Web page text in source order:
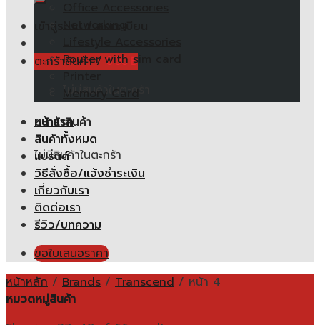
ตะกร้าสินค้า /0.00฿
ไม่มีสินค้าในตะกร้า
ตะกร้าสินค้า
ไม่มีสินค้าในตะกร้า
Router with sim card
Memory Card
หน้าแรก
สินค้าทั้งหมด
แบรนด์
วิธีสั่งซื้อ/แจ้งชำระเงิน
เกี่ยวกับเรา
ติดต่อเรา
รีวิว/บทความ
ขอใบเสนอราคา
หน้าหลัก / Brands / Transcend / หน้า 4
หมวดหมู่สินค้า